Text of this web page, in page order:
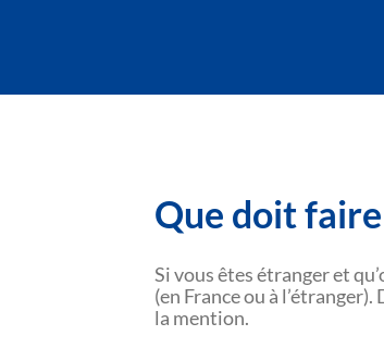
Que doit
Si vous êtes étranger et
(en France ou à
la mention.